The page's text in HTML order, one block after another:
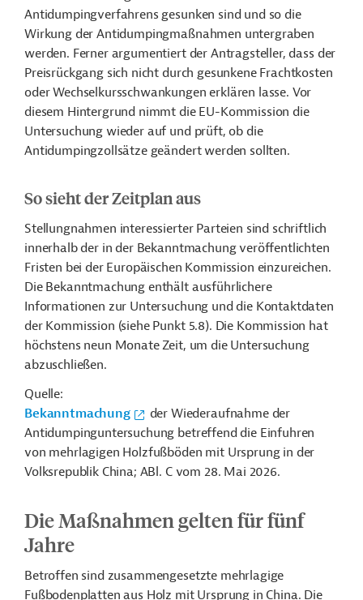
Antidumpingverfahrens gesunken sind und so die
Wirkung der Antidumpingmaßnahmen untergraben
werden. Ferner argumentiert der Antragsteller, dass der
Preisrückgang sich nicht durch gesunkene Frachtkosten
oder Wechselkursschwankungen erklären lasse. Vor
diesem Hintergrund nimmt die EU-Kommission die
Untersuchung wieder auf und prüft, ob die
Antidumpingzollsätze geändert werden sollten.
So sieht der Zeitplan aus
Stellungnahmen interessierter Parteien sind schriftlich
innerhalb der in der Bekanntmachung veröffentlichten
Fristen bei der Europäischen Kommission einzureichen.
Die Bekanntmachung enthält ausführlichere
Informationen zur Untersuchung und die Kontaktdaten
der Kommission (siehe Punkt 5.8). Die Kommission hat
höchstens neun Monate Zeit, um die Untersuchung
abzuschließen.
Quelle:
Bekanntmachung
der Wiederaufnahme der
Antidumpinguntersuchung betreffend die Einfuhren
von mehrlagigen Holzfußböden mit Ursprung in der
Volksrepublik China; ABl. C vom 28. Mai 2026.
Die Maßnahmen gelten für fünf
Jahre
Betroffen sind zusammengesetzte mehrlagige
Fußbodenplatten aus Holz mit Ursprung in China. Die